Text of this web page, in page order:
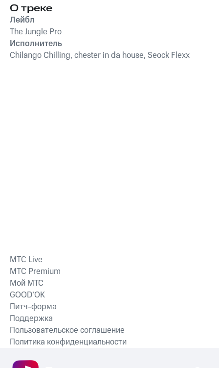
О треке
Лейбл
The Jungle Pro
Исполнитель
Chilango Chilling, chester in da house, Seock Flexx
MTС Live
MTС Premium
Мой МТС
GOOD’OK
Питч-форма
Поддержка
Пользовательское соглашение
Политика конфиденциальности